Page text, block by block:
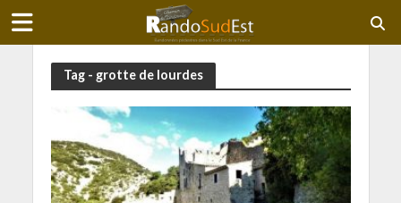
Tag - grotte de lourdes